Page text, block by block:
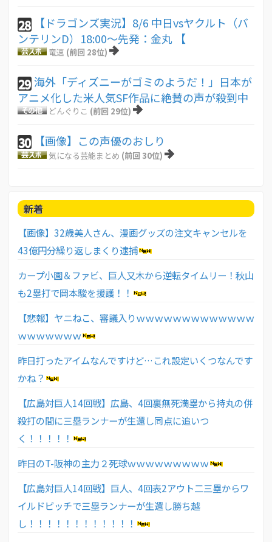
28
【ドラゴンズ実況】8/6 中日vsヤクルト（バ
ンテリンD）18:00～先発：金丸 【
竜速 (前回 28位)
29 海外「ディズニーがゴミのようだ！」日本が
アニメ化した米人気SF作品に絶賛の声が殺到中
どんぐりこ (前回 29位)
30 【画像】この声優のおしり
気になる芸能まとめ (前回 30位)
新着
【画像】32歳美人さん、漫画グッズの注文キャンセルを
43億円分繰り返しまくり逮捕
カープ小園＆ファビ、巨人又木から逆転タイムリー！秋山
も2塁打で岡本駿を援護！！
【悲報】ヤニねこ、審議入りｗｗｗｗｗｗｗｗｗｗｗｗｗ
ｗｗｗｗｗｗｗ
昨日打ったアイムなんですけど…これ設定いくつなんです
かね？
【広島対巨人14回戦】広島、4回裏無死満塁から持丸の併
殺打の間に三塁ランナーが生還し同点に追いつ
く！！！！！
昨日のT-阪神の主力２死球ｗｗｗｗｗｗｗｗｗ
【広島対巨人14回戦】巨人、4回表2アウト二三塁からワ
イルドピッチで三塁ランナーが生還し勝ち越
し！！！！！！！！！！！！